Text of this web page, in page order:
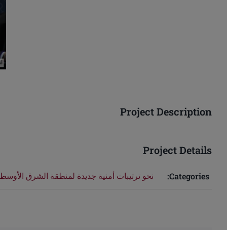
Project Description
Project Details
Categories: نحو ترتيبات أمنية جديدة لمنطقة الشرق الأوسط